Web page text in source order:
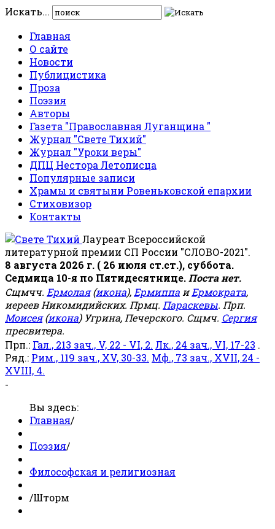
Искать...
Главная
О сайте
Новости
Публицистика
Проза
Поэзия
Авторы
Газета "Православная Луганщина "
Журнал "Свете Тихий"
Журнал "Уроки веры"
ДПЦ Нестора Летописца
Популярные записи
Храмы и святыни Ровеньковской епархии
Стиховизор
Контакты
Лауреат Всероссийской
литературной премии СП России "СЛОВО-2021".
8 августа 2026 г. ( 26 июля ст.ст.), суббота.
Седмица 10-я по Пятидесятнице. Поста нет.
Сщмчч. Ермолая(икона), Ермиппа иЕрмократа,
иереев Никомидийских. Прмц. Параскевы. Прп.
Моисея(икона) Угрина, Печерского. Сщмч. Сергия
пресвитера.
Прп.: Гал., 213 зач., V, 22 - VI, 2. Лк., 24 зач., VI, 17-23 .
Ряд.: Рим., 119 зач., XV, 30-33. Мф., 73 зач., XVII, 24 -
XVIII, 4.
-
Вы здесь:
Главная/
Поэзия/
Философская и религиозная
/Шторм